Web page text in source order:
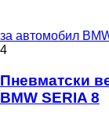
за aвтомобил
4
Пневматски
BMW SERIA 8